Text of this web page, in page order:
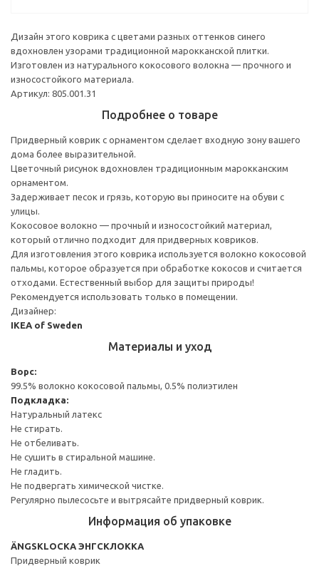
Дизайн этого коврика с цветами разных оттенков синего
вдохновлен узорами традиционной марокканской плитки.
Изготовлен из натурального кокосового волокна — прочного и
износостойкого материала.
Артикул: 805.001.31
Подробнее о товаре
Придверный коврик с орнаментом сделает входную зону вашего
дома более выразительной.
Цветочный рисунок вдохновлен традиционным марокканским
орнаментом.
Задерживает песок и грязь, которую вы приносите на обуви с
улицы.
Кокосовое волокно — прочный и износостойкий материал,
который отлично подходит для придверных ковриков.
Для изготовления этого коврика используется волокно кокосовой
пальмы, которое образуется при обработке кокосов и считается
отходами. Естественный выбор для защиты природы!
Рекомендуется использовать только в помещении.
Дизайнер:
IKEA of Sweden
Материалы и уход
Ворс:
99.5% волокно кокосовой пальмы, 0.5% полиэтилен
Подкладка:
Натуральный латекс
Не стирать.
Не отбеливать.
Не сушить в стиральной машине.
Не гладить.
Не подвергать химической чистке.
Регулярно пылесосьте и вытрясайте придверный коврик.
Информация об упаковке
ÄNGSKLOCKA ЭНГСКЛОККА
Придверный коврик